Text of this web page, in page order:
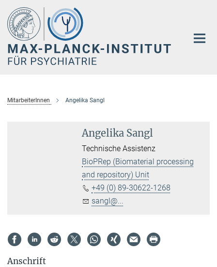
Hauptinhalt
MitarbeiterInnen Angelika Sangl
Angelika Sangl
Technische Assistenz
BioPRep (Biomaterial processing
and repository) Unit
+49 (0) 89-30622-1268
sangl@...
Anschrift